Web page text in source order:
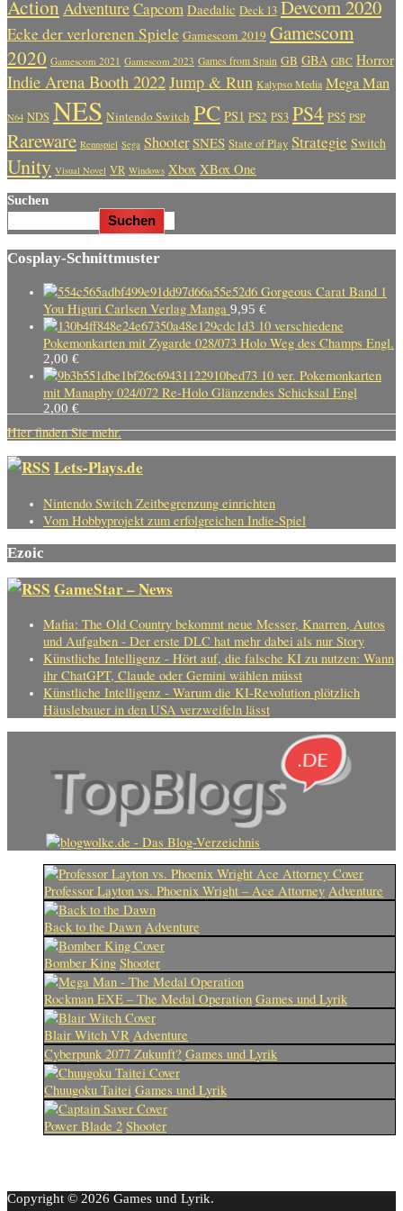
Action AdventureCapcom Daedalic Deck 13 Devcom 2020
Ecke der verlorenen Spiele Gamescom 2019 Gamescom
2020 Gamescom 2021 Gamescom 2023 Games from Spain GB GBA GBC Horror
Indie Arena Booth 2022Jump & Run Kalypso Media Mega Man
N64 NDS NES Nintendo Switch PC PS1 PS2 PS3 PS4 PS5 PSP
Rareware Rennspiel Sega Shooter SNES State of Play Strategie Switch
Unity Visual Novel VR Windows Xbox XBox One
Suchen
Suchen
Cosplay-Schnittmuster
Gorgeous Carat Band 1
You Higuri Carlsen Verlag Manga 9,95 €
10 verschiedene
Pokemonkarten mit Zygarde 028/073 Holo Weg des Champs Engl.
2,00 €
10 ver. Pokemonkarten
mit Manaphy 024/072 Re-Holo Glänzendes Schicksal Engl
2,00 €
Hier finden Sie mehr.
Lets-Plays.de
Nintendo Switch Zeitbegrenzung einrichten
Vom Hobbyprojekt zum erfolgreichen Indie-Spiel
Ezoic
GameStar – News
Mafia: The Old Country bekommt neue Messer, Knarren, Autos
und Aufgaben - Der erste DLC hat mehr dabei als nur Story
Künstliche Intelligenz - Hört auf, die falsche KI zu nutzen: Wann
ihr ChatGPT, Claude oder Gemini wählen müsst
Künstliche Intelligenz - Warum die KI-Revolution plötzlich
Häuslebauer in den USA verzweifeln lässt
Professor Layton vs. Phoenix Wright – Ace Attorney Adventure
Back to the Dawn Adventure
Bomber King Shooter
Rockman EXE – The Medal Operation Games und Lyrik
Blair Witch VR Adventure
Cyberpunk 2077 Zukunft? Games und Lyrik
Chuugoku Taitei Games und Lyrik
Power Blade 2 Shooter
Copyright © 2026 Games und Lyrik.